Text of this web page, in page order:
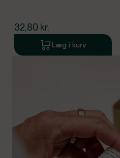
$nuværende pris
32,80 kr.
Læg i kurv